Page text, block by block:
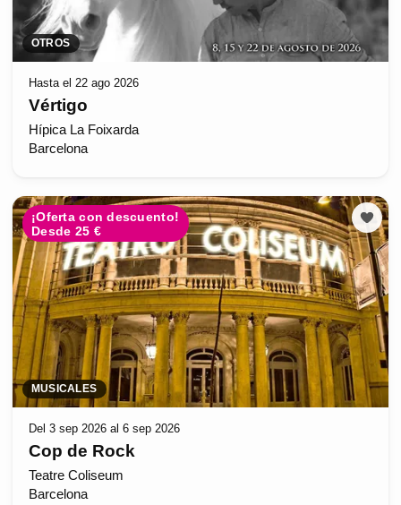
OTROS
Hasta el 22 ago 2026
Vértigo
Hípica La Foixarda
Barcelona
¡Oferta con descuento!
Desde 25 €
MUSICALES
Del 3 sep 2026 al 6 sep 2026
Cop de Rock
Teatre Coliseum
Barcelona